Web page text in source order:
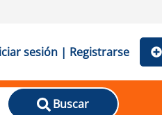
sesión | Registrarse
Buscar